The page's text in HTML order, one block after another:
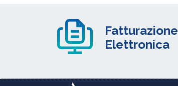
Fatturazione
Elettronica